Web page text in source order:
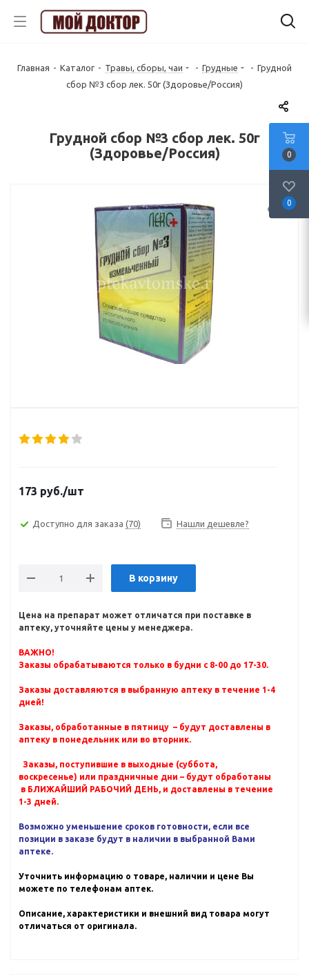
Главная - Каталог - Травы, сборы, чаи - Грудные - Грудной
сбор №3 сбор лек. 50г (Здоровье/Россия)
Грудной сбор №3 сбор лек. 50г
(Здоровье/Россия)
173 руб./шт
Доступно для заказа (70) Нашли дешевле?
В корзину
Цена на препарат может отличатся при поставке в
аптеку, уточняйте цены у менеджера.
ВАЖНО!
Заказы обрабатываются только в будни с 8-00 до 17-30.
Заказы доставляются в выбранную аптеку в течение 1-4
дней!
Заказы, обработанные в пятницу – будут доставлены в
аптеку в понедельник или во вторник.
Заказы, поступившие в выходные (суббота,
воскресенье) или праздничные дни – будут обработаны
в БЛИЖАЙШИЙ РАБОЧИЙ ДЕНЬ, и доставлены в течение
1-3 дней.
Возможно уменьшение сроков готовности, если все
позиции в заказе будут в наличии в выбранной Вами
аптеке.
Уточнить информацию о товаре, наличии и цене Вы
можете по телефонам аптек.
Описание, характеристики и внешний вид товара могут
отличаться от оригинала.
0
0